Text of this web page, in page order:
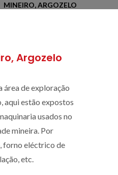
MINEIRO, ARGOZELO
Argozelo
área de exploração
aqui estão expostos
usados no
mineira. Por
forno eléctrico de
etc.